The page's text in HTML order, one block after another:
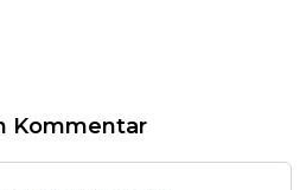
Kommentar